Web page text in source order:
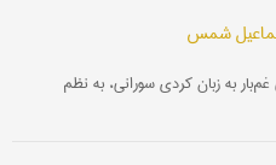
شمس
به زبان کردی سورانی، به نظم